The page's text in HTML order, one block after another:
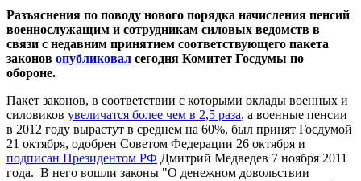
Разъяснения по поводу нового порядка начисления пенсий
военнослужащим и сотрудникам силовых ведомств в
связи с недавним принятием соответствующего пакета
законов опубликовал сегодня Комитет Госдумы по
обороне.
Пакет законов, в соответствии с которыми оклады военных и
силовиков увеличатся более чем в 2,5 раза, а военные пенсии
в 2012 году вырастут в среднем на 60%, был принят Госдумой
21 октября, одобрен Советом Федерации 26 октября и
подписан Президентом РФ Дмитрий Медведев 7 ноября 2011
года. В него вошли законы "О денежном довольствии